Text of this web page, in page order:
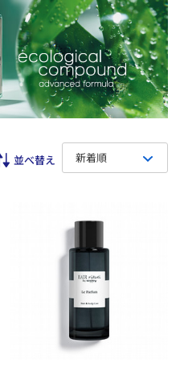
新着順